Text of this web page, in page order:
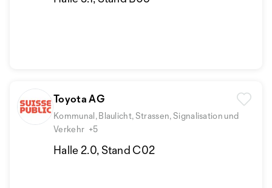
Toyota AG
Kommunal, Blaulicht, Strassen, Signalisation und
Verkehr +5
Halle 2.0, Stand C02